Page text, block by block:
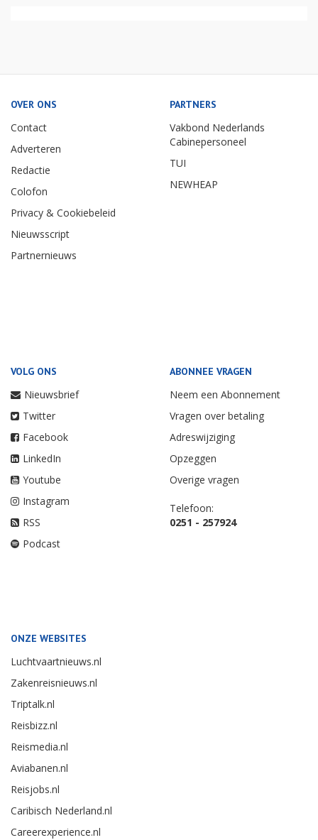
OVER ONS
Contact
Adverteren
Redactie
Colofon
Privacy & Cookiebeleid
Nieuwsscript
Partnernieuws
PARTNERS
Vakbond Nederlands
Cabinepersoneel
TUI
NEWHEAP
VOLG ONS
Nieuwsbrief
Twitter
Facebook
LinkedIn
Youtube
Instagram
RSS
Podcast
ABONNEE VRAGEN
Neem een Abonnement
Vragen over betaling
Adreswijziging
Opzeggen
Overige vragen
Telefoon:
0251 - 257924
ONZE WEBSITES
Luchtvaartnieuws.nl
Zakenreisnieuws.nl
Triptalk.nl
Reisbizz.nl
Reismedia.nl
Aviabanen.nl
Reisjobs.nl
Caribisch Nederland.nl
Careerexperience.nl